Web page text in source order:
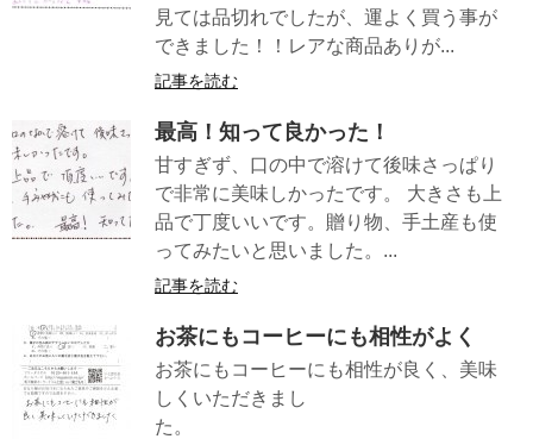
見ては品切れでしたが、運よく買う事が
できました！！レアな商品ありが...
記事を読む
最高！知って良かった！
甘すぎず、口の中で溶けて後味さっぱり
で非常に美味しかったです。 大きさも上
品で丁度いいです。贈り物、手土産も使
ってみたいと思いました。...
記事を読む
お茶にもコーヒーにも相性がよく
お茶にもコーヒーにも相性が良く、美味
しくいただきまし
た。